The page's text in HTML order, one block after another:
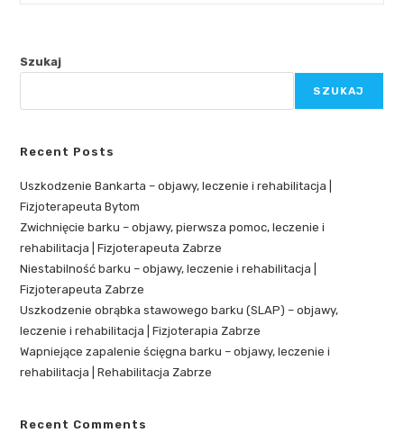
Szukaj
SZUKAJ
Recent Posts
Uszkodzenie Bankarta – objawy, leczenie i rehabilitacja |
Fizjoterapeuta Bytom
Zwichnięcie barku – objawy, pierwsza pomoc, leczenie i
rehabilitacja | Fizjoterapeuta Zabrze
Niestabilność barku – objawy, leczenie i rehabilitacja |
Fizjoterapeuta Zabrze
Uszkodzenie obrąbka stawowego barku (SLAP) – objawy,
leczenie i rehabilitacja | Fizjoterapia Zabrze
Wapniejące zapalenie ścięgna barku – objawy, leczenie i
rehabilitacja | Rehabilitacja Zabrze
Recent Comments